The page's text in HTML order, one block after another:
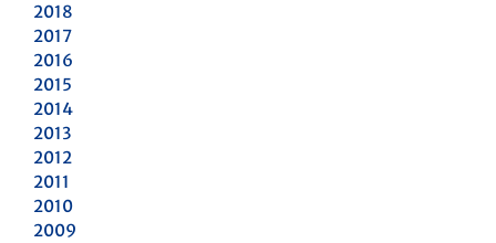
2018
2017
2016
2015
2014
2013
2012
2011
2010
2009